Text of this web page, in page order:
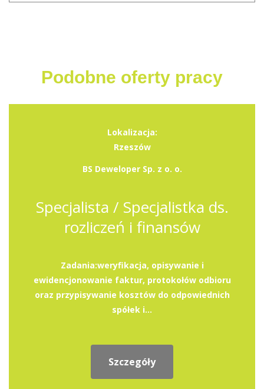
Podobne oferty pracy
Lokalizacja:
Rzeszów
BS Deweloper Sp. z o. o.
Specjalista / Specjalistka ds.
rozliczeń i finansów
Zadania:weryfikacja, opisywanie i
ewidencjonowanie faktur, protokołów odbioru
oraz przypisywanie kosztów do odpowiednich
spółek i...
Szczegóły